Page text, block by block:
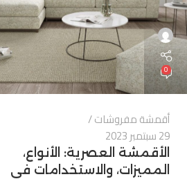
0
أقمشة مفروشات
29 سبتمبر 2023
الأقمشة العصرية: الأنواع،
المميزات، والاستخدامات في